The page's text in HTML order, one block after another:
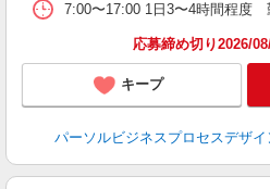
7:00〜17:00 1日3〜4時間程度
応募締め切り2026/
キープ
パーソルビジネスプロセスデザイ